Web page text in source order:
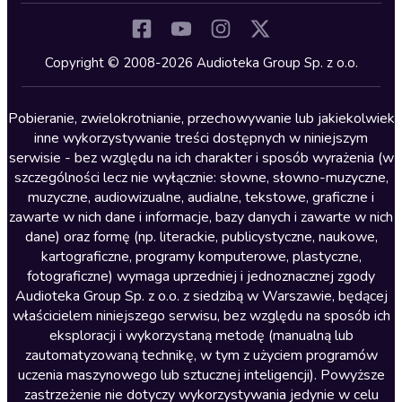
Kryminały
Lektury szkolne
Literatura anglojęzyczna
Literatura faktu
Literatura obyczajowa
Literatura piękna obca
Literatura piękna polska
Nagrania relaksacyjne
Nauka języków
Nauki humanistyczne
Podcasty i audycje
Polityka
Copyright © 2008-2026 Audioteka Group Sp. z o.o.
Pobieranie, zwielokrotnianie, przechowywanie lub jakiekolwiek
inne wykorzystywanie treści dostępnych w niniejszym
serwisie - bez względu na ich charakter i sposób wyrażenia (w
szczególności lecz nie wyłącznie: słowne, słowno-muzyczne,
muzyczne, audiowizualne, audialne, tekstowe, graficzne i
zawarte w nich dane i informacje, bazy danych i zawarte w nich
dane) oraz formę (np. literackie, publicystyczne, naukowe,
kartograficzne, programy komputerowe, plastyczne,
fotograficzne) wymaga uprzedniej i jednoznacznej zgody
Audioteka Group Sp. z o.o. z siedzibą w Warszawie, będącej
właścicielem niniejszego serwisu, bez względu na sposób ich
eksploracji i wykorzystaną metodę (manualną lub
zautomatyzowaną technikę, w tym z użyciem programów
uczenia maszynowego lub sztucznej inteligencji). Powyższe
zastrzeżenie nie dotyczy wykorzystywania jedynie w celu